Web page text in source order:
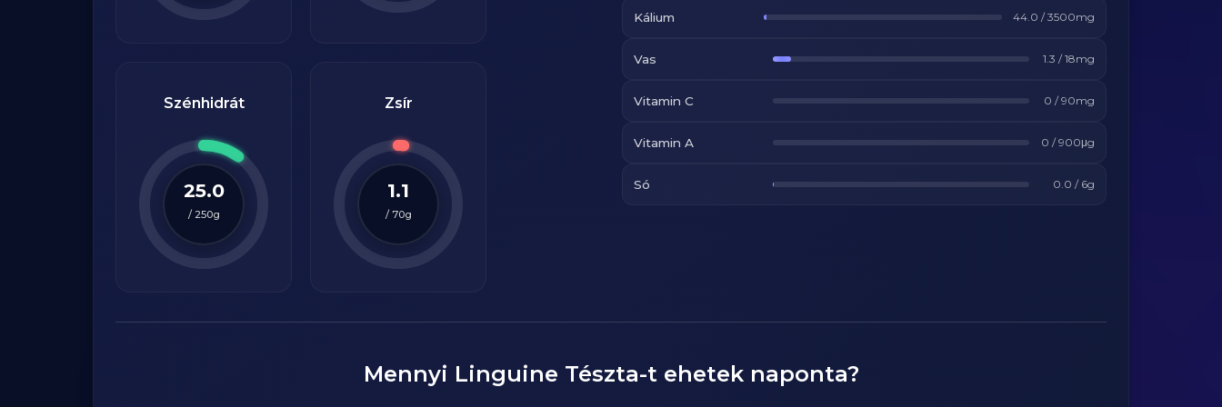
Szénhidrát
25.0
/ 250g
Zsír
1.1
/70g
Kálium 44.0 /3500mg
Vas 1.3 /18mg
Vitamin C 0 /90mg
Vitamin A 0 /900μg
Só 0.0 / 6g
Mennyi Linguine Tészta-t ehetek naponta?